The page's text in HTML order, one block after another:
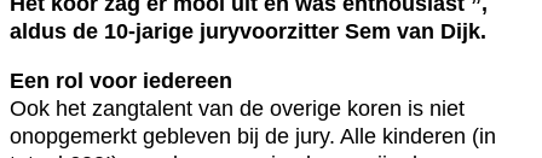
aldus de 10-jarige juryvoorzitter Sem van Dijk.
Een rol voor iedereen
Ook het zangtalent van de overige koren is niet
onopgemerkt gebleven bij de jury. Alle kinderen (in